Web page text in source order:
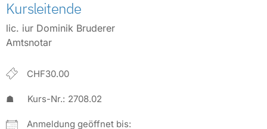
Kursleitende
lic. iur Dominik Bruderer
Amtsnotar
CHF30.00
☗ Kurs-Nr.: 2708.02
Anmeldung geöffnet bis: